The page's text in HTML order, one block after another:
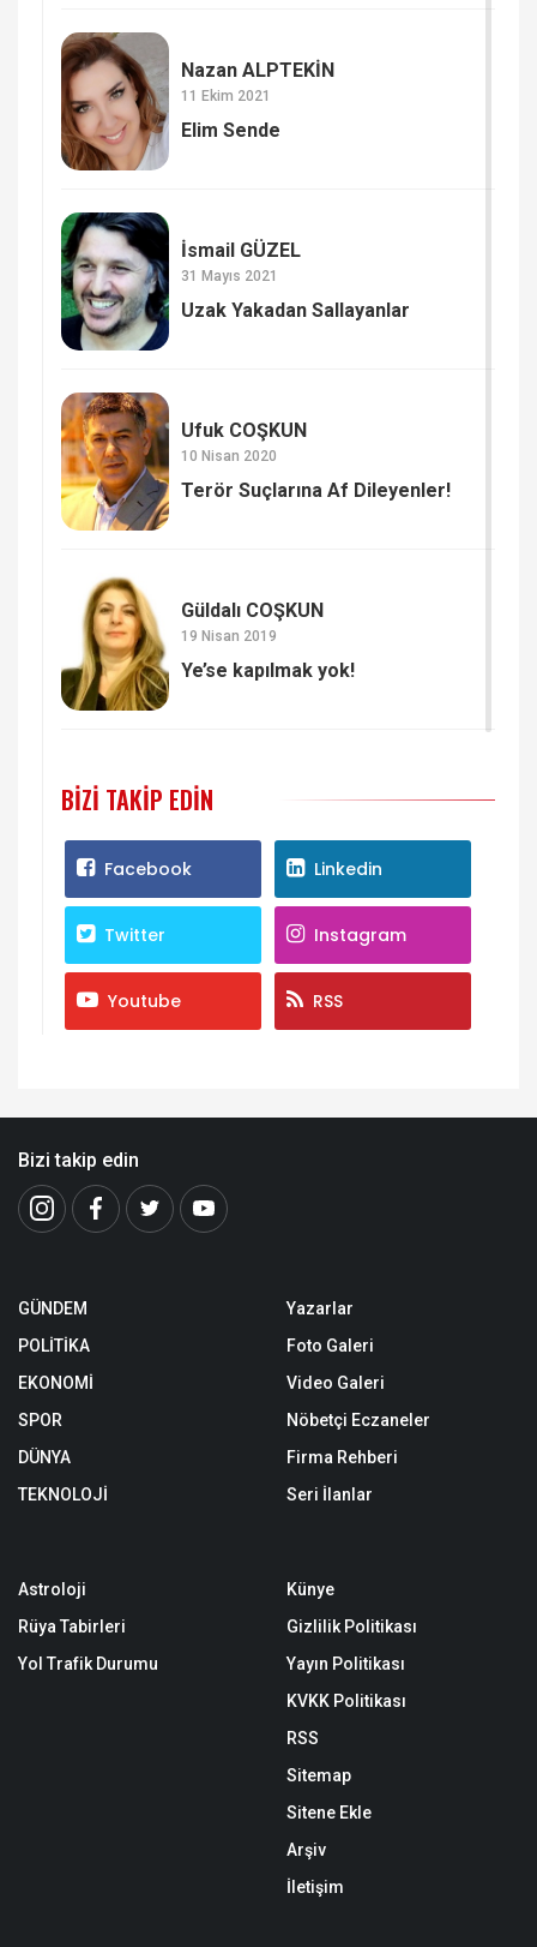
Nazan ALPTEKİN
11 Ekim 2021
Elim Sende
İsmail GÜZEL
31 Mayıs 2021
Uzak Yakadan Sallayanlar
Ufuk COŞKUN
10 Nisan 2020
Terör Suçlarına Af Dileyenler!
Güldalı COŞKUN
19 Nisan 2019
Ye’se kapılmak yok!
BIZI TAKIP EDIN
Facebook Linkedin
Twitter Instagram
Youtube RSS
Bizi takip edin
GÜNDEM
POLİTİKA
EKONOMİ
SPOR
DÜNYA
TEKNOLOJİ
Yazarlar
Foto Galeri
Video Galeri
Nöbetçi Eczaneler
Firma Rehberi
Seri İlanlar
Astroloji
Rüya Tabirleri
Yol Trafik Durumu
Künye
Gizlilik Politikası
Yayın Politikası
KVKK Politikası
RSS
Sitemap
Sitene Ekle
Arşiv
İletişim